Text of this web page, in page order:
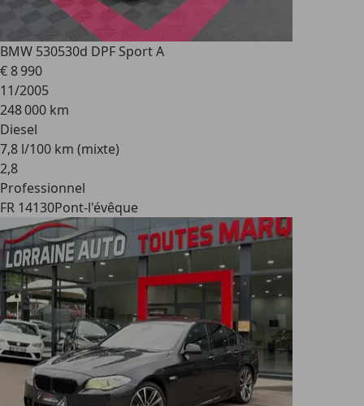
BMW 530530d DPF Sport A
€ 8 990
11/2005
248 000 km
Diesel
7,8 l/100 km (mixte)
2,8
Professionnel
FR 14130Pont-l'évêque